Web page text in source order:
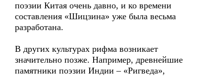
поэзии Китая очень давно, и ко времени
составления «Шицзина» уже была весьма
разработана.
В других культурах рифма возникает
значительно позже. Например, древнейшие
памятники поэзии Индии – «Ригведа»,